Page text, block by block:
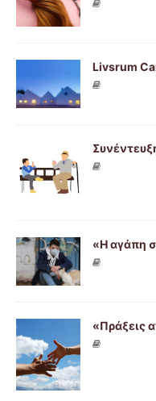
Livsrum
«Η αγάπη
«Πράξεις